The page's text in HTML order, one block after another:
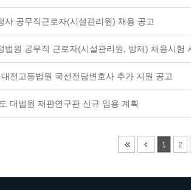
사 공무직근로자(시설관리원) 채용 공고
법원 공무직 근로자(시설관리원, 방재) 채용시험
전고등법원 국선전담변호사 추가 지원 공고
대법원 재판연구관 신규 임용 계획
1 2